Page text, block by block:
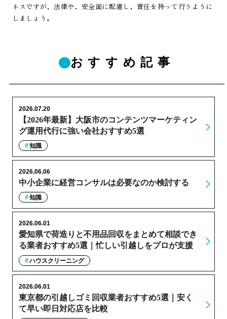
ネスですが、法律や、安全面に配慮し、責任を持って行うように
しましょう。
おすすめ記事
【2026年最新】大阪市のコンテンツマーケティン
グ運用代行に強い会社おすすめ5選
2026.07.20
知識
中小企業に経営コンサルは必要なのか検討する
2026.06.06
知識
愛知県で荷造りと不用品回収をまとめて相談でき
る業者おすすめ5選｜忙しい引越しをプロが支援
2026.06.01
ハウスクリーニング
東京都の引越しゴミ回収業者おすすめ5選｜安く
て早い即日対応店を比較
2026.06.01